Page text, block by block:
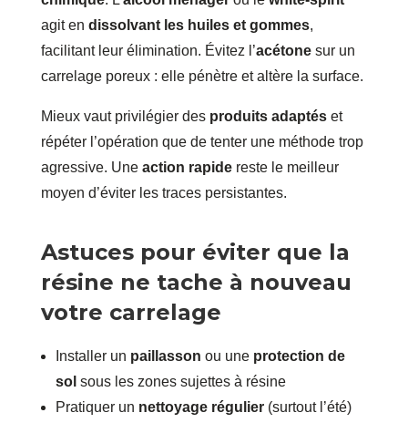
agit en dissolvant les huiles et gommes,
facilitant leur élimination. Évitez l’acétonesur un
carrelage poreux : elle pénètre et altère la surface.
Mieux vaut privilégier des produits adaptéset
répéter l’opération que de tenter une méthode trop
agressive. Une action rapidereste le meilleur
moyen d’éviter les traces persistantes.
Astuces pour éviter que la
résine ne tache à nouveau
votre carrelage
Installer un paillasson ou une protection de
sol sous les zones sujettes à résine
Pratiquer un nettoyage régulier(surtout l’été)